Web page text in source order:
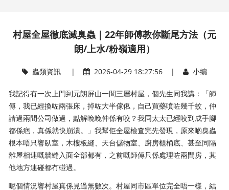
村屋全屋徹底滅臭蟲｜22年師傅教你斷尾方法（元
朗/上水/粉嶺適用）
蟲類資訊| 2026-04-29 18:27:56 | 小编
我記得有一次上門到元朗屏山一間三層村屋，個先生同我講：「師
傅，我已經換咗兩張床，掉咗大半傢俬，自己買藥噴咗幾千蚊，仲
請過兩間公司做過，點解晚晚仲係有咬？我同太太已經咬到成手腳
都係疤，真係就快崩潰。」我幫佢全屋檢查完先發現，原來啲臭蟲
根本唔只響臥室，木樓板縫、天台儲物室、廚房櫃桶底、甚至同隔
離屋相連嘅牆縫入面全部都有，之前嘅師傅只係處理咗兩間房，其
他地方連碰都冇碰過。
呢個情況響村屋真係見過無數次。村屋同市區單位完全唔一樣，結